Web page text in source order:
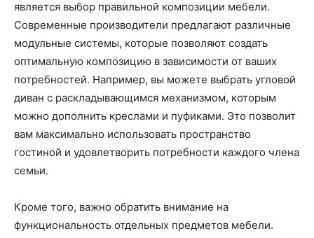
является выбор правильной композиции мебели.
Современные производители предлагают различные
модульные системы, которые позволяют создать
оптимальную композицию в зависимости от ваших
потребностей. Например, вы можете выбрать угловой
диван с раскладывающимся механизмом, которым
можно дополнить креслами и пуфиками. Это позволит
вам максимально использовать пространство
гостиной и удовлетворить потребности каждого члена
семьи.
Кроме того, важно обратить внимание на
функциональность отдельных предметов мебели.